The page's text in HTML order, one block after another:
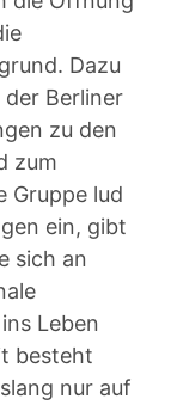
Dazu
Berliner
zu den
zum
Gruppe lud
ein, gibt
sich an
Leben
besteht
nur auf